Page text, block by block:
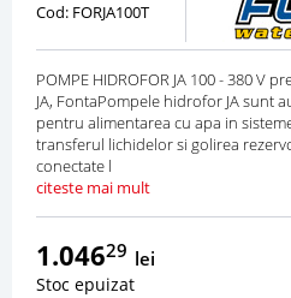
Cod: FORJA100T
POMPE HIDROFOR JA 100 - 380 V
JA, FontaPompele hidrofor JA sunt
pentru alimentarea cu apa in
transferul lichidelor si golirea
conectate l
citeste mai mult
1.04629 lei
Stoc epuizat